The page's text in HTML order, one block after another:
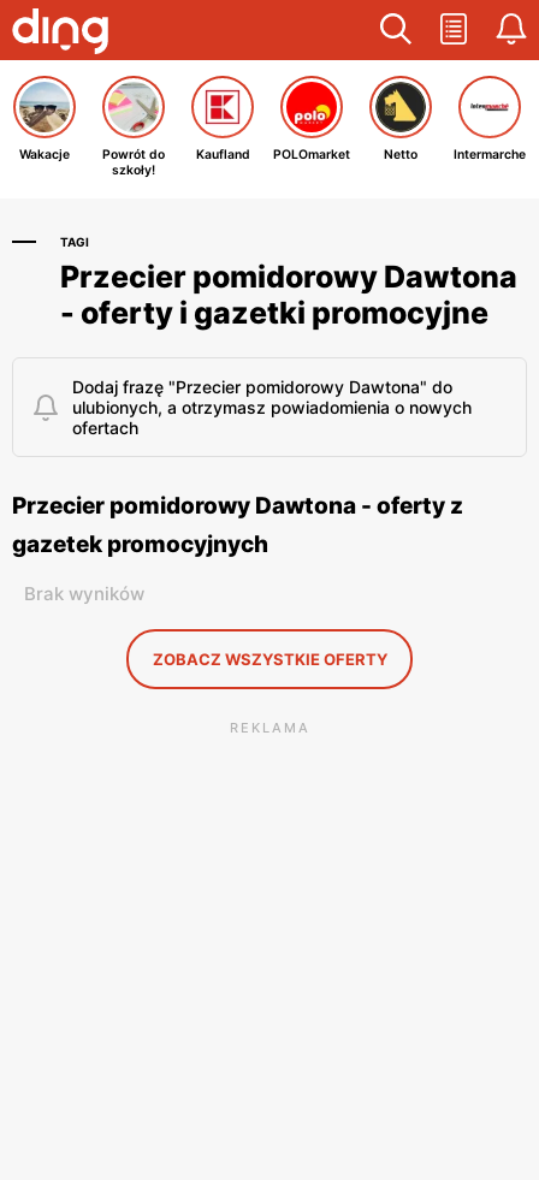
Wakacje
Powrót do
szkoły!
Kaufland POLOmarket Netto Intermarche
TAGI
Przecier pomidorowy Dawtona
- oferty i gazetki promocyjne
Dodaj frazę "Przecier pomidorowy Dawtona" do
ulubionych, a otrzymasz powiadomienia o nowych
ofertach
Przecier pomidorowy Dawtona - oferty z
gazetek promocyjnych
Brak wyników
ZOBACZ WSZYSTKIE OFERTY
REKLAMA